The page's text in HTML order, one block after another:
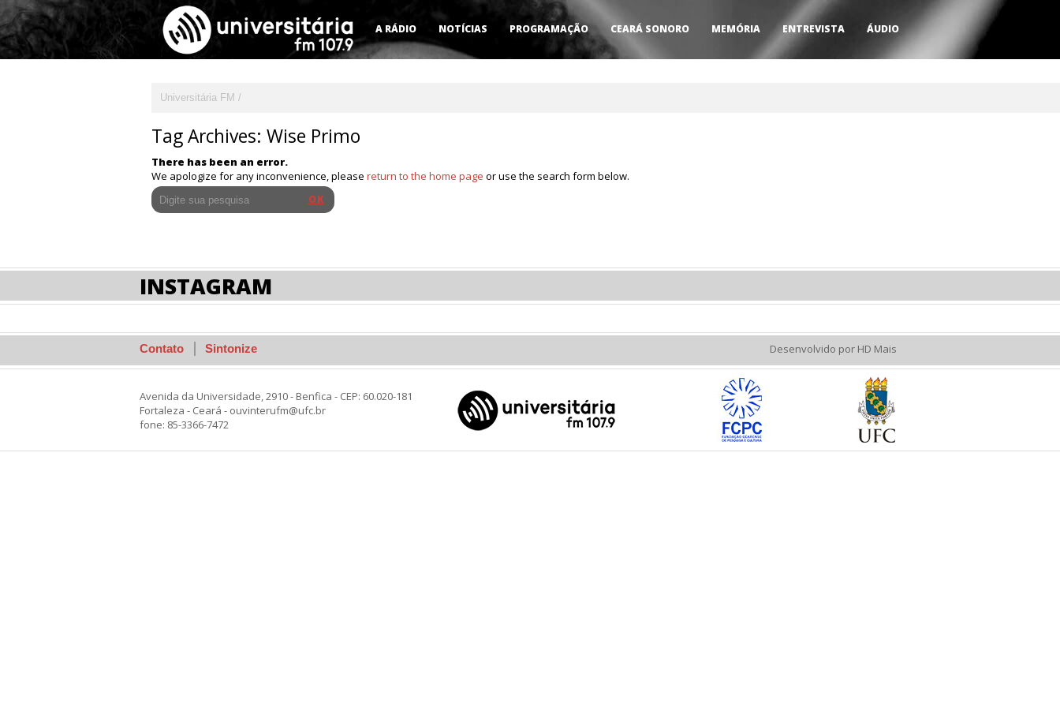
A RÁDIO NOTÍCIAS PROGRAMAÇÃO CEARÁ SONORO MEMÓRIA ENTREVISTA ÁUDIO
Universitária FM
Tag Archives: Wise Primo
There has been an error.
We apologize for any inconvenience, please return to the home page or use the search form below.
INSTAGRAM
Contato Sintonize Desenvolvido por HD Mais
Avenida da Universidade, 2910 - Benfica - CEP: 60.020-181
Fortaleza - Ceará - ouvinterufm@ufc.br
fone: 85-3366-7472